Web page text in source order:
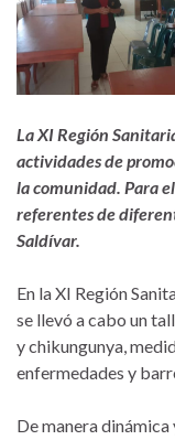
La XI Región
actividades de
la comunidad. Para
referentes de
Saldívar.
En la XI Región
se llevó a cabo un
y chikungunya,
enfermedades y
De manera